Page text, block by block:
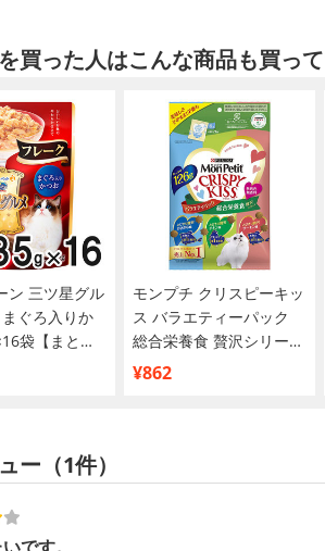
買った人はこんな商品も買っ
ン 三ツ星グル
ぐろ入りか
袋【まとめ
モンプチ クリスピーキッ
ス バラエティーパック
総合栄養食 贅沢シリーズ
126g
¥862
ー（1件）